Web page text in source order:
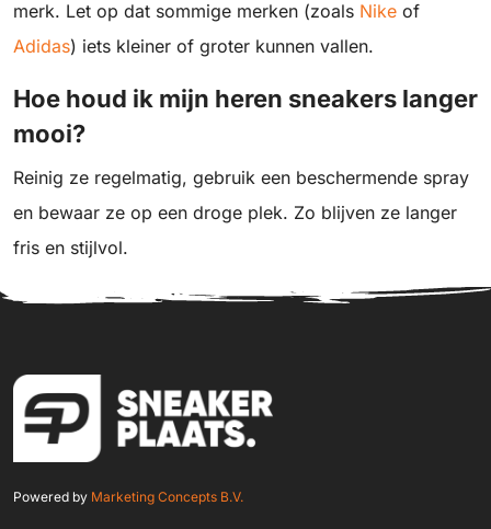
merk. Let op dat sommige merken (zoals Nike of
Adidas) iets kleiner of groter kunnen vallen.
Hoe houd ik mijn heren sneakers langer
mooi?
Reinig ze regelmatig, gebruik een beschermende spray
en bewaar ze op een droge plek. Zo blijven ze langer
fris en stijlvol.
Powered by Marketing Concepts B.V.